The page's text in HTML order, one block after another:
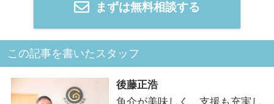
まずは無料相談する
この記事を書いたスタッフ
後藤正浩
魚介が美味しく、支援も充実し